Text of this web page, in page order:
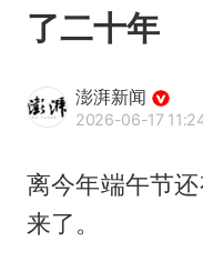
了二十年
澎湃新闻
2026-06-17
离今年端午节
来了。